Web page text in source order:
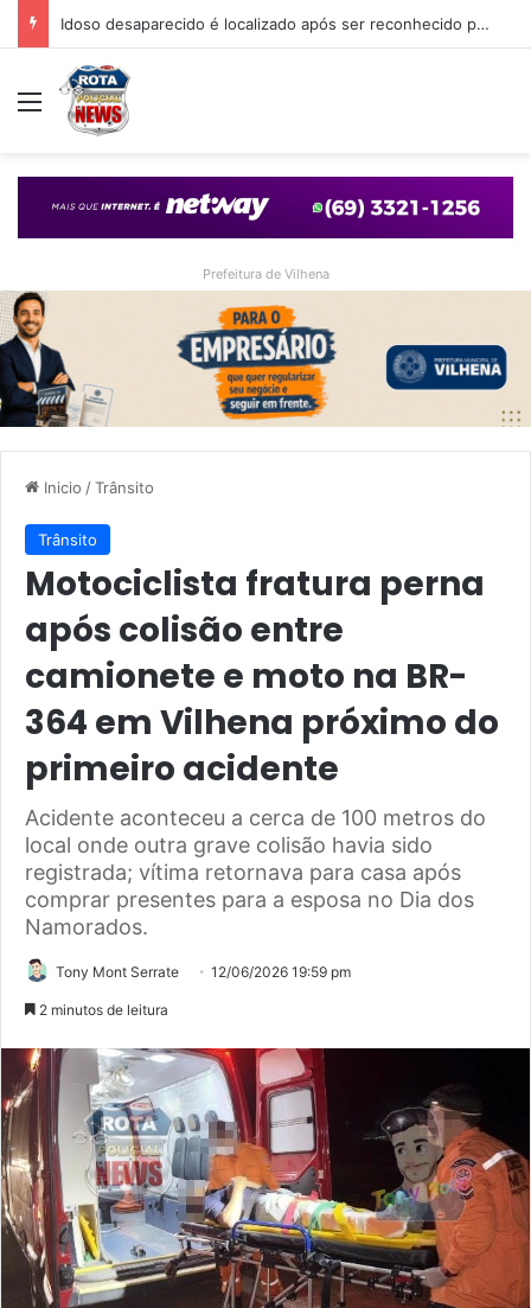
Idoso desaparecido é localizado após ser reconhecido por internauta através de matéria do Rota Policial News
Menu
Prefeitura de Vilhena
Inicio /Trânsito
Trânsito
Motociclista fratura perna
após colisão entre
camionete e moto na BR-
364 em Vilhena próximo do
primeiro acidente
Acidente aconteceu a cerca de 100 metros do
local onde outra grave colisão havia sido
registrada; vítima retornava para casa após
comprar presentes para a esposa no Dia dos
Namorados.
Tony Mont Serrate 12/06/2026 19:59 pm
2 minutos de leitura